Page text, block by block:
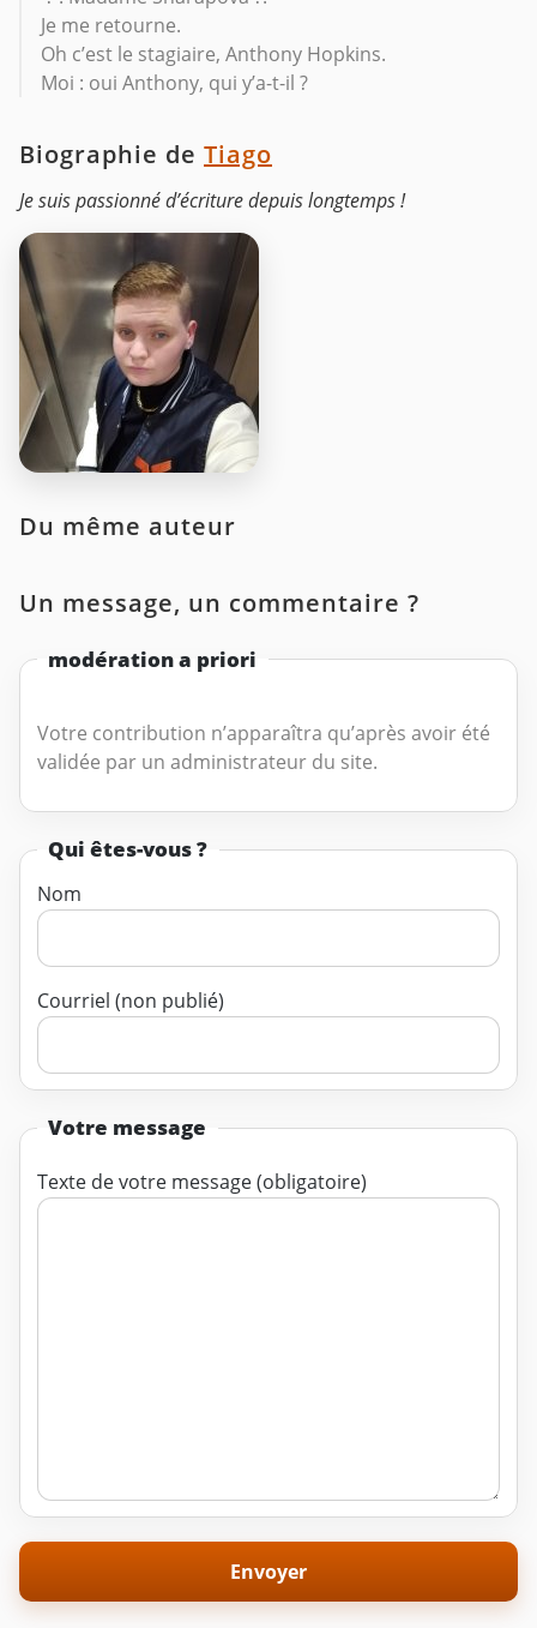
Je me retourne.
Oh c’est le stagiaire, Anthony Hopkins.
Moi : oui Anthony, qui y’a-t-il ?
Biographie de Tiago
Je suis passionné d’écriture depuis longtemps !
Du même auteur
Un message, un commentaire ?
modération a priori
Votre contribution n’apparaîtra qu’après avoir été
validée par un administrateur du site.
Qui êtes-vous ?
Nom
Courriel (non publié)
Votre message
Texte de votre message (obligatoire)